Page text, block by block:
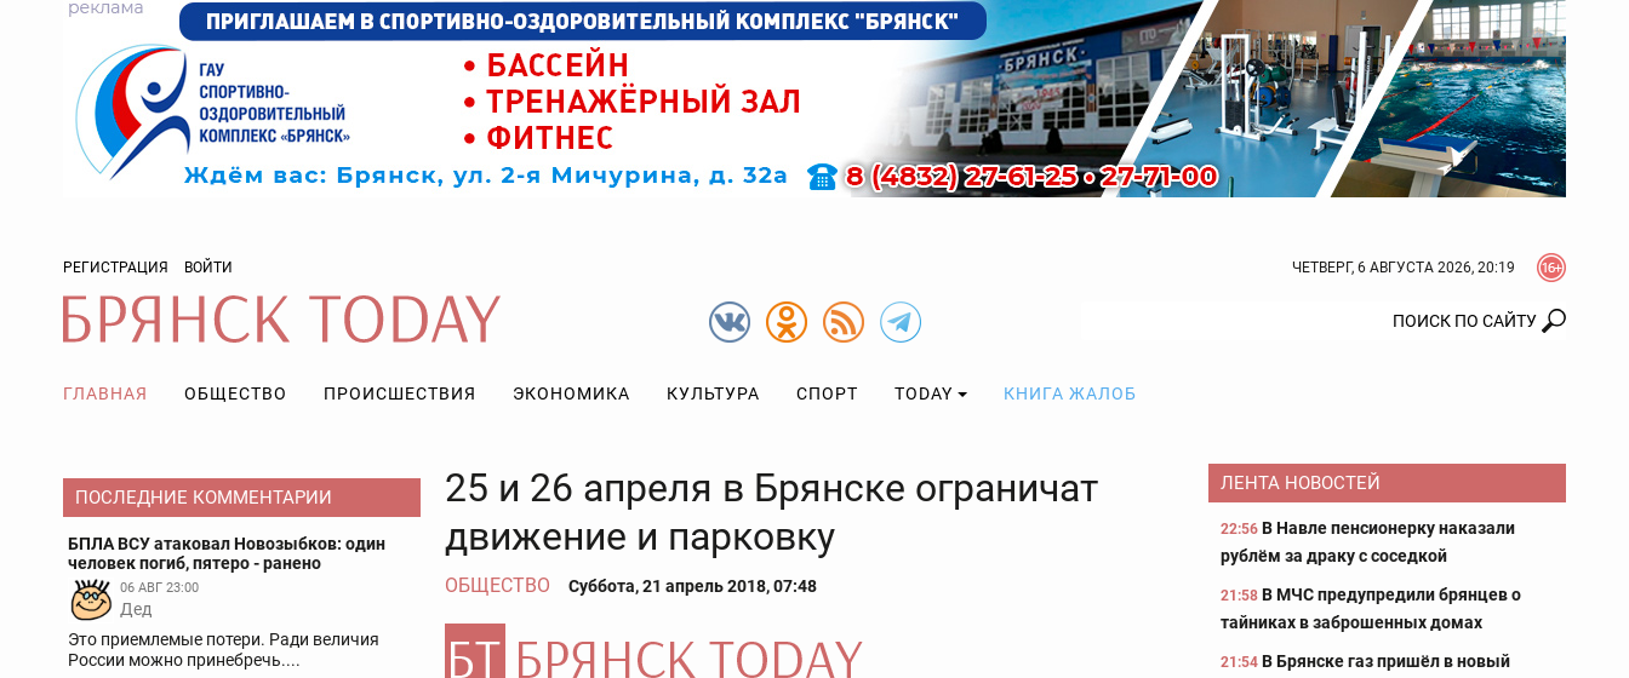
РЕГИСТРАЦИЯ ВОЙТИ ЧЕТВЕРГ, 6 АВГУСТА 2026, 20:19
ГЛАВНАЯ ОБЩЕСТВО ПРОИСШЕСТВИЯ ЭКОНОМИКА КУЛЬТУРА СПОРТ TODAY КНИГА ЖАЛОБ
ПОСЛЕДНИЕ КОММЕНТАРИИ
БПЛА ВСУ атаковал Новозыбков: один
человек погиб, пятеро - ранено
06 АВГ 23:00
Дед
Это приемлемые потери. Ради величия
России можно принебречь....
25 и 26 апреля в Брянске ограничат
движение и парковку
ОБЩЕСТВО Суббота, 21 апрель 2018, 07:48
ЛЕНТА НОВОСТЕЙ
22:56 В Навле пенсионерку наказали
рублём за драку с соседкой
21:58 В МЧС предупредили брянцев о
тайниках в заброшенных домах
21:54 В Брянске газ пришёл в новый